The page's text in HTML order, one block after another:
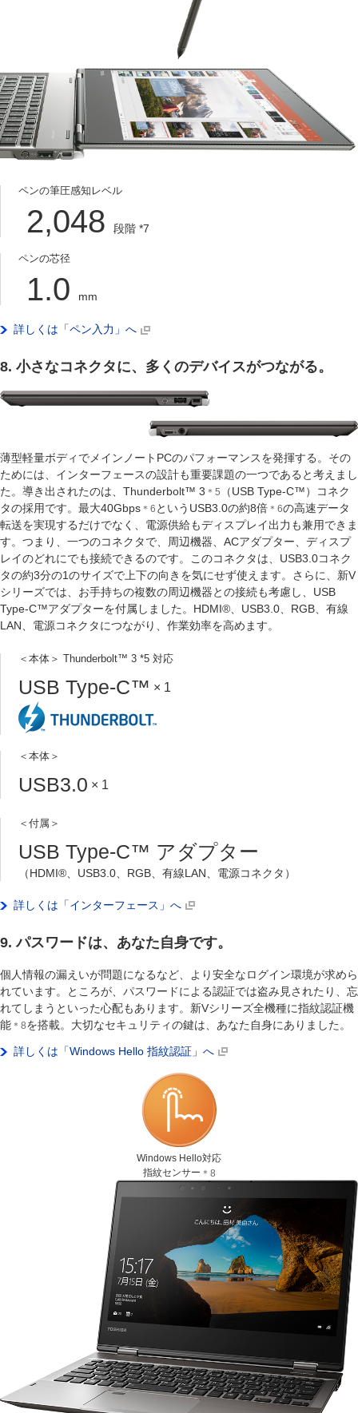
ペンの筆圧感知レベル
2,048 段階 *7
ペンの芯径
1.0 mm
詳しくは「ペン入力」へ
8. 小さなコネクタに、多くのデバイスがつながる。
薄型軽量ボディでメインノートPCのパフォーマンスを発揮する。その
ためには、インターフェースの設計も重要課題の一つであると考えまし
た。導き出されたのは、Thunderbolt™ 3 ＊5
（USB Type-C™）コネク
タの採用です。最大40Gbps ＊6 というUSB3.0の約8倍 ＊6の高速データ
転送を実現するだけでなく、電源供給もディスプレイ出力も兼用できま
す。つまり、一つのコネクタで、周辺機器、ACアダプター、ディスプ
レイのどれにでも接続できるのです。このコネクタは、USB3.0コネク
タの約3分の1のサイズで上下の向きを気にせず使えます。さらに、新V
シリーズでは、お手持ちの複数の周辺機器との接続も考慮し、USB
Type-C™アダプターを付属しました。HDMI®、USB3.0、RGB、有線
LAN、電源コネクタにつながり、作業効率を高めます。
＜本体＞ Thunderbolt™ 3 *5 対応
USB Type-C™ × 1
＜本体＞
USB3.0 × 1
＜付属＞
USB Type-C™ アダプター
（HDMI® 、USB3.0、RGB、有線LAN、電源コネクタ）
詳しくは「インターフェース」へ
9. パスワードは、あなた自身です。
個人情報の漏えいが問題になるなど、より安全なログイン環境が求めら
れています。ところが、パスワードによる認証では盗み見されたり、忘
れてしまうといった心配もあります。新Vシリーズ全機種に指紋認証機
能 ＊8を搭載。大切なセキュリティの鍵は、あなた自身にありました。
詳しくは「Windows Hello 指紋認証」へ
Windows Hello対応
指紋センサー ＊8